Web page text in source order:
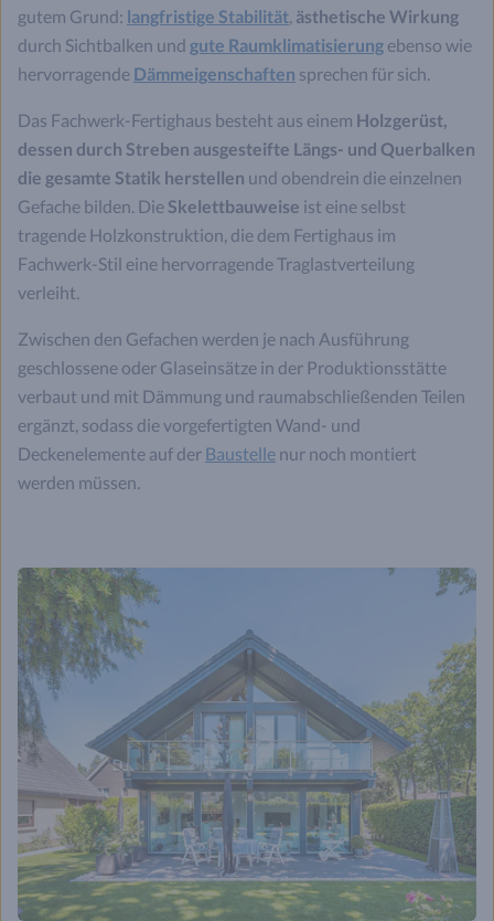
gutem Grund: langfristige Stabilität, ästhetische Wirkung
durch Sichtbalken und gute Raumklimatisierung ebenso wie
hervorragende Dämmeigenschaften sprechen für sich.
Das Fachwerk-Fertighaus besteht aus einem Holzgerüst,
dessen durch Streben ausgesteifte Längs- und Querbalken
die gesamte Statik herstellen und obendrein die einzelnen
Gefache bilden. DieSkelettbauweise ist eine selbst
tragende Holzkonstruktion, die dem Fertighaus im
Fachwerk-Stil eine hervorragende Traglastverteilung
verleiht.
Zwischen den Gefachen werden je nach Ausführung
geschlossene oder Glaseinsätze in der Produktionsstätte
verbaut und mit Dämmung und raumabschließenden Teilen
ergänzt, sodass die vorgefertigten Wand- und
Deckenelemente auf der Baustelle nur noch montiert
werden müssen.